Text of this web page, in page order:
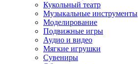
Кукольный театр
Музыкальные инструменты
Моделирование
Подвижные игры
Аудио и видео
Мягкие игрушки
Сувениры